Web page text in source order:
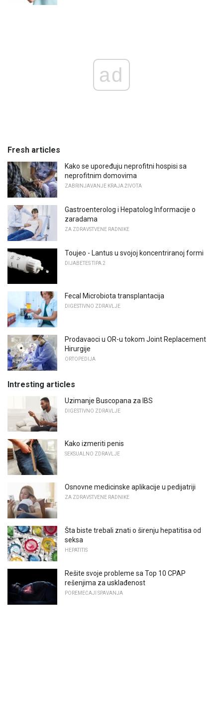
ad
Fresh articles
Kako se upoređuju neprofitni hospisi sa
neprofitnim domovima
ZABRINJAVANJE KRAJA ŽIVOTA
Gastroenterolog i Hepatolog Informacije o
zaradama
ZA ZDRAVSTVENE RADNIKE
Toujeo - Lantus u svojoj koncentriranoj formi
DIJABETES TIPA 2
Fecal Microbiota transplantacija
DIGESTIVNO ZDRAVLJE
Prodavaoci u OR-u tokom Joint Replacement
Hirurgije
ORTOPEDIJA
Intresting articles
Uzimanje Buscopana za IBS
DIGESTIVNO ZDRAVLJE
Kako izmeriti penis
SEKSUALNO ZDRAVLJE
Osnovne medicinske aplikacije u pedijatriji
ZA ZDRAVSTVENE RADNIKE
Šta biste trebali znati o širenju hepatitisa od
seksa
HEPATITIS
Rešite svoje probleme sa Top 10 CPAP
rešenjima za usklađenost
POREMEĆAJI SPAVANJA